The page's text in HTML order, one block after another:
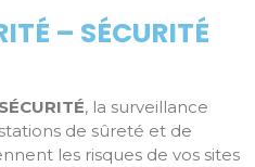
– SÉCURITÉ
, la surveillance
de sûreté et de
les risques de vos sites